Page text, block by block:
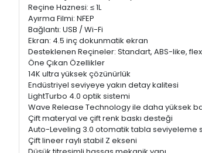
Reçine Haznesi: ≤ 1L
Ayırma Filmi: NFEP
Bağlantı: USB / Wi-Fi
Ekran: 4.5 inç dokunmatik ekran
Desteklenen Reçineler: Standart, ABS-like,
Öne Çıkan Özellikler
14K ultra yüksek çözünürlük
Endüstriyel seviyeye yakın detay kalitesi
LightTurbo 4.0 optik sistemi
Wave Release Technology ile daha yüksek
Çift materyal ve çift renk baskı desteği
Auto-Leveling 3.0 otomatik tabla seviyeleme
Çift lineer raylı stabil Z ekseni